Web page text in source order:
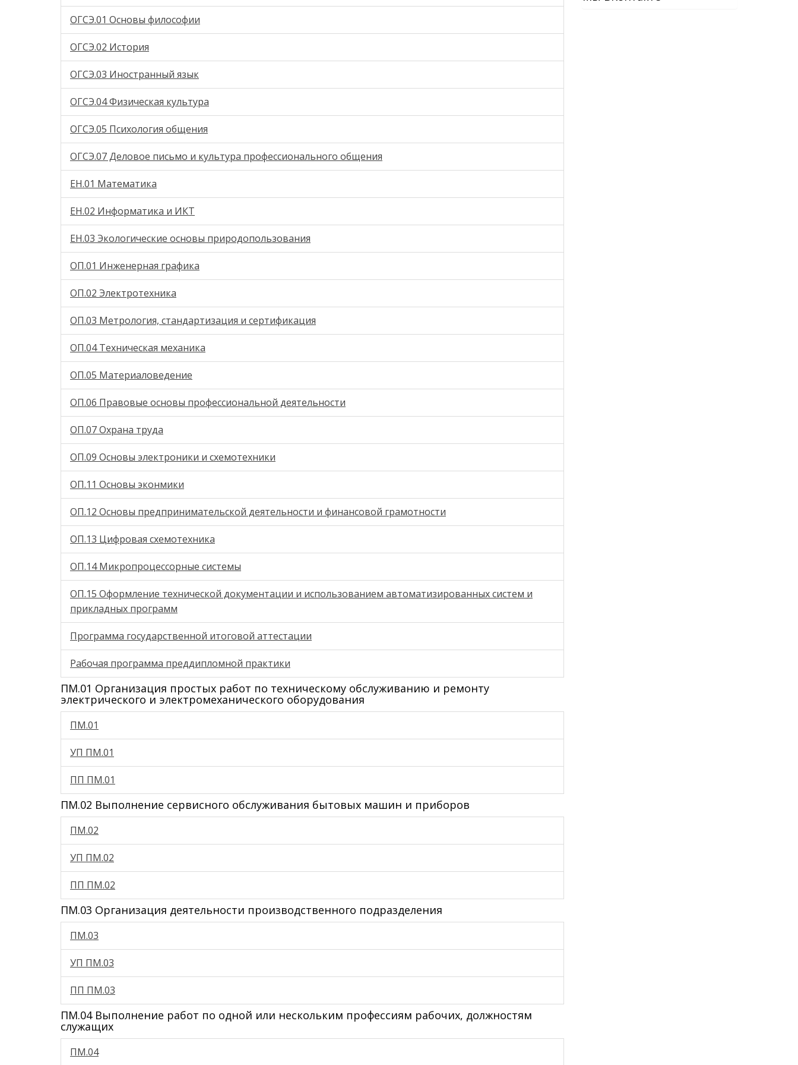
ОГСЭ.01 Основы философии
ОГСЭ.02 История
ОГСЭ.03 Иностранный язык
ОГСЭ.04 Физическая культура
ОГСЭ.05 Психология общения
ОГСЭ.07 Деловое письмо и культура профессионального общения
ЕН.01 Математика
ЕН.02 Информатика и ИКТ
ЕН.03 Экологические основы природопользования
ОП.01 Инженерная графика
ОП.02 Электротехника
ОП.03 Метрология, стандартизация и сертификация
ОП.04 Техническая механика
ОП.05 Материаловедение
ОП.06 Правовые основы профессиональной деятельности
ОП.07 Охрана труда
ОП.09 Основы электроники и схемотехники
ОП.11 Основы эконмики
ОП.12 Основы предпринимательской деятельности и финансовой грамотности
ОП.13 Цифровая схемотехника
ОП.14 Микропроцессорные системы
ОП.15 Оформление технической документации и использованием автоматизированных систем и
прикладных программ
Программа государственной итоговой аттестации
Рабочая программа преддипломной практики
ПМ.01 Организация простых работ по техническому обслуживанию и ремонту
электрического и электромеханического оборудования
ПМ.01
УП ПМ.01
ПП ПМ.01
ПМ.02 Выполнение сервисного обслуживания бытовых машин и приборов
ПМ.02
УП ПМ.02
ПП ПМ.02
ПМ.03 Организация деятельности производственного подразделения
ПМ.03
УП ПМ.03
ПП ПМ.03
ПМ.04 Выполнение работ по одной или нескольким профессиям рабочих, должностям
служащих
ПМ.04